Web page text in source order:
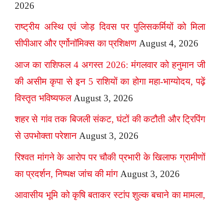
2026
राष्ट्रीय अस्थि एवं जोड़ दिवस पर पुलिसकर्मियों को मिला
सीपीआर और एर्गोनॉमिक्स का प्रशिक्षण August 4, 2026
आज का राशिफल 4 अगस्त 2026: मंगलवार को हनुमान जी
की असीम कृपा से इन 5 राशियों का होगा महा-भाग्योदय, पढ़ें
विस्तृत भविष्यफल August 3, 2026
शहर से गांव तक बिजली संकट, घंटों की कटौती और ट्रिपिंग
से उपभोक्ता परेशान August 3, 2026
रिश्वत मांगने के आरोप पर चौकी प्रभारी के खिलाफ ग्रामीणों
का प्रदर्शन, निष्पक्ष जांच की मांग August 3, 2026
आवासीय भूमि को कृषि बताकर स्टांप शुल्क बचाने का मामला,